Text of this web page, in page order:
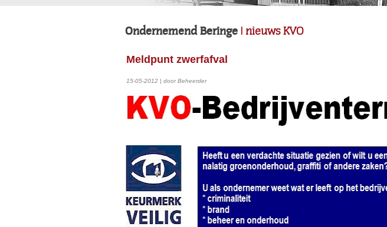
Ondernemend Beringe | nieuws KVO
Meldpunt zwerfafval
15-05-2012 | door Beheerder